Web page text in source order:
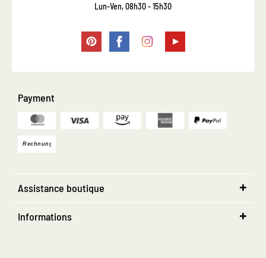
Lun-Ven, 08h30 - 15h30
Payment
Assistance boutique
Informations